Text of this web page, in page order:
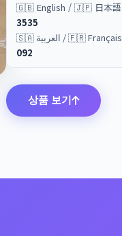
🇬🇧 English / 🇯🇵 日本語
3535
🇸🇦 العربية / 🇫🇷 Français
092
상품 보기